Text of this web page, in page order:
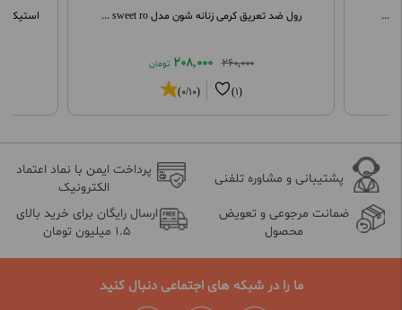
استیک رول ضد تعریق کرمی زنانه شون مدل sweet ro ...
260,000
208,000 تومان
(1)
(0/10)
پشتیبانی و مشاوره تلفنی
پرداخت ایمن با نماد اعتماد
الکترونیک
ضمانت مرجوعی و تعویض
محصول
ارسال رایگان برای خرید بالای
1.5 میلیون تومان
ما را در شبکه های اجتماعی دنبال کنید